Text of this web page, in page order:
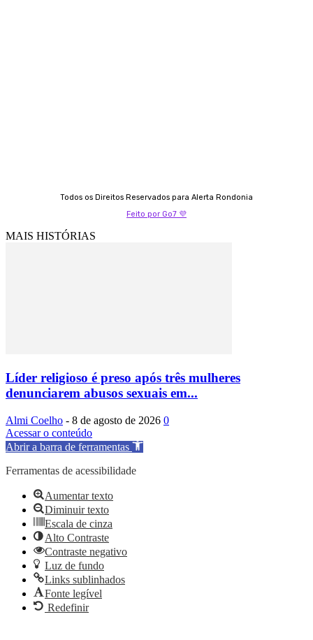
Todos os Direitos Reservados para Alerta Rondonia
Feito por Go7 💜
MAIS HISTÓRIAS
Líder religioso é preso após três mulheres
denunciarem abusos sexuais em...
Almi Coelho - 8 de agosto de 2026 0
Acessar o conteúdo
Abrir a barra de ferramentas
Ferramentas de acessibilidade
Aumentar texto
Diminuir texto
Escala de cinza
Alto Contraste
Contraste negativo
Luz de fundo
Links sublinhados
Fonte legível
Redefinir